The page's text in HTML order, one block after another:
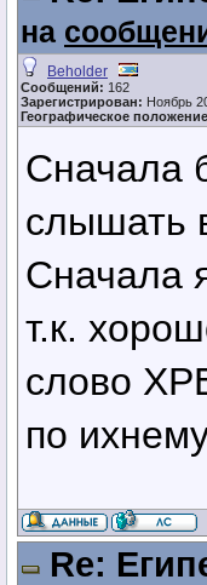
на
Beholder
Сообщений: 162
Зарегистрирован: Ноябрь
Географическое
Сначала
слышать
Сначала
т.к.
слово
по
Re: